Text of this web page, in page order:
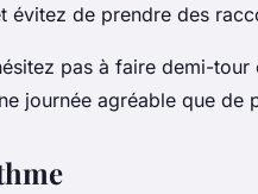
évitez de prendre des
pas à faire demi-
journée agréable que de